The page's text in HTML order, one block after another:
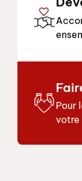
Pour
votre